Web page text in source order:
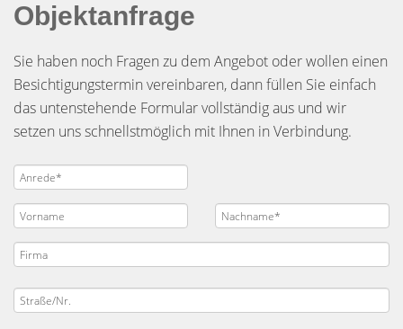
Objektanfrage
Sie haben noch Fragen zu dem Angebot oder wollen einen
Besichtigungstermin vereinbaren, dann füllen Sie einfach
das untenstehende Formular vollständig aus und wir
setzen uns schnellstmöglich mit Ihnen in Verbindung.